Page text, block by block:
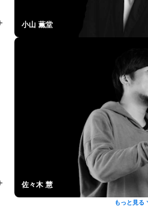
小山 薫堂
佐々木 慧
もっと見る